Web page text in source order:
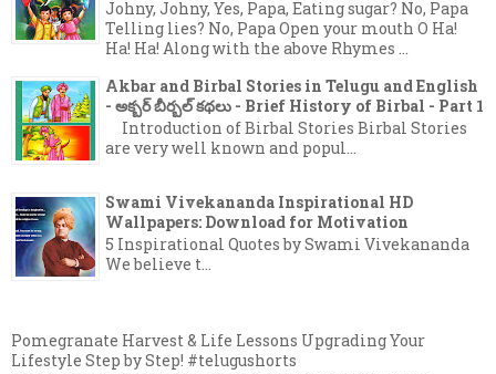
Johny, Johny, Yes, Papa, Eating sugar? No, Papa
Telling lies? No, Papa Open your mouth O Ha!
Ha! Ha! Along with the above Rhymes ...
Akbar and Birbal Stories in Telugu and English
- అక్బర్ బీర్బల్ కథలు - Brief History of Birbal - Part 1
Introduction of Birbal Stories Birbal Stories
are very well known and popul...
Swami Vivekananda Inspirational HD
Wallpapers: Download for Motivation
5 Inspirational Quotes by Swami Vivekananda
We believe t...
Pomegranate Harvest & Life Lessons Upgrading Your
Lifestyle Step by Step! #telugushorts